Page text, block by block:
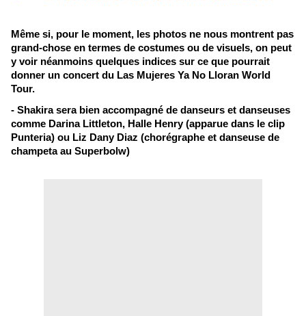
Même si, pour le moment, les photos ne nous montrent pas
grand-chose en termes de costumes ou de visuels, on peut
y voir néanmoins quelques indices sur ce que pourrait
donner un concert du Las Mujeres Ya No Lloran World
Tour.
- Shakira sera bien accompagné de danseurs et danseuses
comme Darina Littleton, Halle Henry (apparue dans le clip
Punteria) ou Liz Dany Diaz (chorégraphe et danseuse de
champeta au Superbolw)